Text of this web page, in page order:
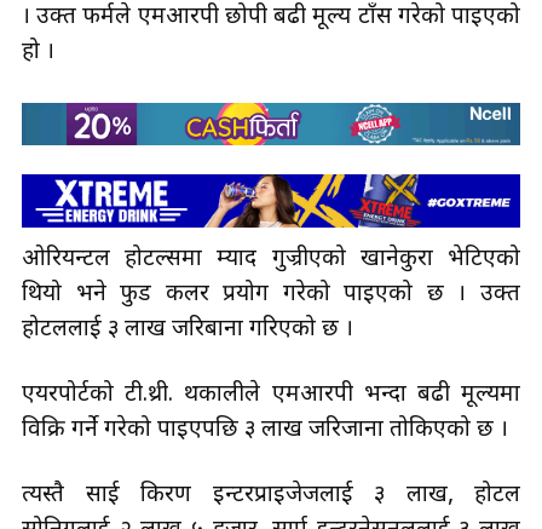
। उक्त फर्मले एमआरपी छोपी बढी मूल्य टाँस गरेको पाइएको
हो ।
ओरियन्टल होटल्समा म्याद गुज्रीएको खानेकुरा भेटिएको
थियो भने फुड कलर प्रयोग गरेको पाइएको छ । उक्त
होटललाई ३ लाख जरिबाना गरिएको छ ।
एयरपोर्टको टी.थ्री. थकालीले एमआरपी भन्दा बढी मूल्यमा
विक्रि गर्ने गरेको पाइएपछि ३ लाख जरिजाना तोकिएको छ ।
त्यस्तै साई किरण इन्टरप्राइजेजलाई ३ लाख, होटल